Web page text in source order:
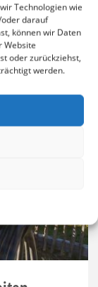
Technologien wie
darauf
können wir Daten
Website
oder zurückziehst,
werden.